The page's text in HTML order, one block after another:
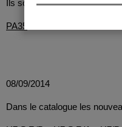
Ils sortent de la producion
PA35
08/09/2014
Dans le catalogue les